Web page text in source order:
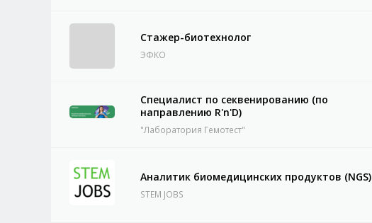
Стажер-биотехнолог
ЭФКО
Специалист по секвенированию (по
направлению R'n'D)
"Лаборатория Гемотест"
Аналитик биомедицинских продуктов (NGS)
STEM JOBS